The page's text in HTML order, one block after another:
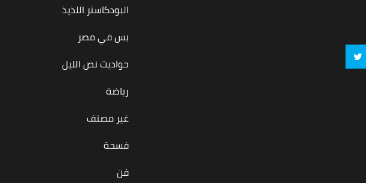
البودكاستر اللذيذ
بس في مصر
حواديت نص الليل
رياضة
غير مصنف
فسحة
فن